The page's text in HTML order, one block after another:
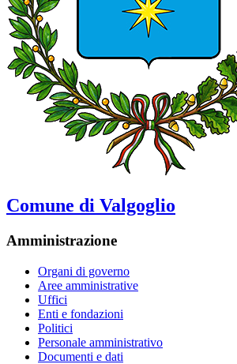
Comune di Valgoglio
Amministrazione
Organi di governo
Aree amministrative
Uffici
Enti e fondazioni
Politici
Personale amministrativo
Documenti e dati